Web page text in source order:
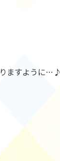
ますように…♪